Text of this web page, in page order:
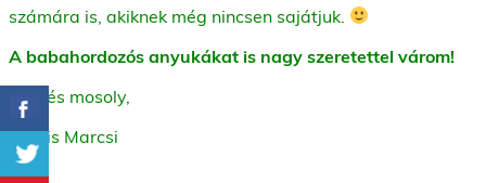
számára is, akiknek még nincsen sajátjuk.
A babahordozós anyukákat is nagy szeretettel várom!
Üdv és mosoly,
Kocsis Marcsi